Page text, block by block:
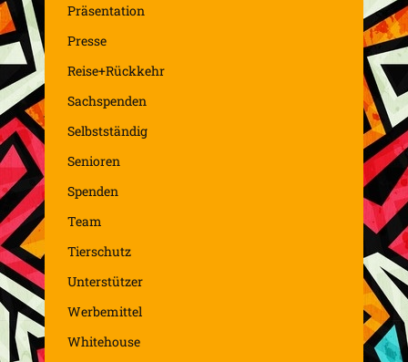
Präsentation
Presse
Reise+Rückkehr
Sachspenden
Selbstständig
Senioren
Spenden
Team
Tierschutz
Unterstützer
Werbemittel
Whitehouse